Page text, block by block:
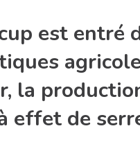
est entré
la
de